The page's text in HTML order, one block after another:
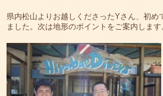
県内松山よりお越しくださったYさん、初め
ました。次は地形のポイントをご案内します